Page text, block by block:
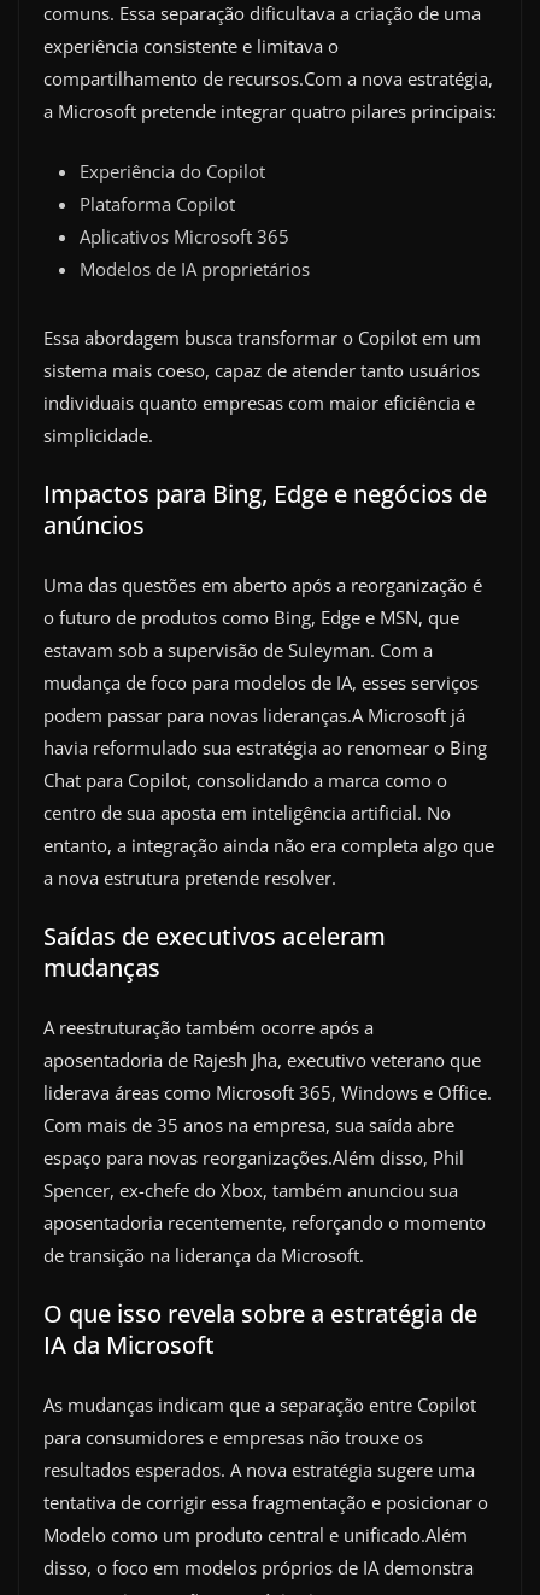
comuns. Essa separação dificultava a criação de uma
experiência consistente e limitava o
compartilhamento de recursos.Com a nova estratégia,
a Microsoft pretende integrar quatro pilares principais:
Experiência do Copilot
Plataforma Copilot
Aplicativos Microsoft 365
Modelos de IA proprietários
Essa abordagem busca transformar o Copilot em um
sistema mais coeso, capaz de atender tanto usuários
individuais quanto empresas com maior eficiência e
simplicidade.
Impactos para Bing, Edge e negócios de
anúncios
Uma das questões em aberto após a reorganização é
o futuro de produtos como Bing, Edge e MSN, que
estavam sob a supervisão de Suleyman. Com a
mudança de foco para modelos de IA, esses serviços
podem passar para novas lideranças.A Microsoft já
havia reformulado sua estratégia ao renomear o Bing
Chat para Copilot, consolidando a marca como o
centro de sua aposta em inteligência artificial. No
entanto, a integração ainda não era completa algo que
a nova estrutura pretende resolver.
Saídas de executivos aceleram
mudanças
A reestruturação também ocorre após a
aposentadoria de Rajesh Jha, executivo veterano que
liderava áreas como Microsoft 365, Windows e Office.
Com mais de 35 anos na empresa, sua saída abre
espaço para novas reorganizações.Além disso, Phil
Spencer, ex-chefe do Xbox, também anunciou sua
aposentadoria recentemente, reforçando o momento
de transição na liderança da Microsoft.
O que isso revela sobre a estratégia de
IA da Microsoft
As mudanças indicam que a separação entre Copilot
para consumidores e empresas não trouxe os
resultados esperados. A nova estratégia sugere uma
tentativa de corrigir essa fragmentação e posicionar o
Modelo como um produto central e unificado.Além
disso, o foco em modelos próprios de IA demonstra